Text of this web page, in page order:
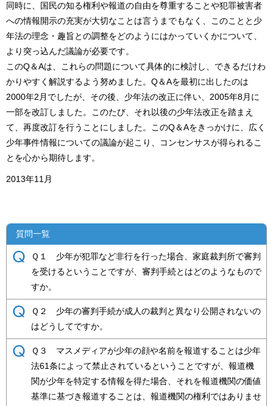
同時に、国民の知る権利や報道の自由を尊重することや犯罪被害者
への情報開示の充実が大切なことは言うまでもなく、このことと少
年法の理念・趣旨との調整をどのようにはかっていくかについて、
より突っ込んだ議論が必要です。
このQ＆Aは、これらの問題について具体的に検討し、できるだけわ
かりやすく解説するよう努めました。Q＆Aを最初に出したのは
2000年2月でしたが、その後、少年法の改正に伴い、2005年8月に
一部を改訂しました。このたび、それ以後の少年法改正を踏まえ
て、再度改訂を行うことにしました。このQ＆Aをきっかけに、広く
少年事件情報についての議論が起こり、コンセンサスが得られるこ
とを心から期待します。
2013年11月
質問一覧
Ｑ１ 少年が犯罪など非行を行った場合、家庭裁判所で審判
を受けるということですが、審判手続とはどのようなもので
すか。
Ｑ２ 少年の審判手続が成人の裁判と異なり公開されないの
はどうしてですか。
Ｑ３ マスメディアが少年の顔や名前を報道することは少年
法61条によって禁止されているということですが、報道機
関が少年を特定する情報を得た場合、それを報道機関の価値
基準に基づき報道することは、報道機関の権利ではありませ